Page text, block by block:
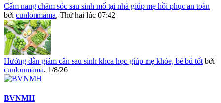
Cẩm nang chăm sóc sau sinh mổ tại nhà giúp mẹ hồi phục an toàn
bởi cunlonmama, Thứ hai lúc 07:42
Hướng dẫn giảm cân sau sinh khoa học giúp mẹ khỏe, bé bú tốt bởi
cunlonmama, 1/8/26
BVNMH